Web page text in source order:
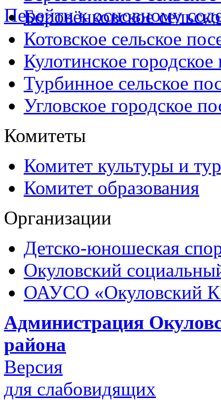
Перейти к основному
Боровёнковское
Котовское сельское
Кулотинское городское
Турбинное сельское
Угловское городское
Комитеты
Комитет культуры и
Комитет образования
Организации
Детско-юношеская
Окуловский
ОАУСО «Окуловский
Администрация
района
Версия
для слабовидящих